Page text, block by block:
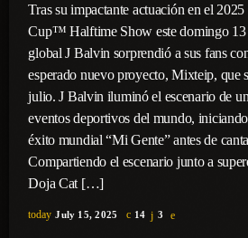
Tras su impactante actuación en el
Cup™ Halftime Show este domingo
global J Balvin sorprendió a sus fans
esperado nuevo proyecto, Mixteip, que
julio. J Balvin iluminó el escenario de
eventos deportivos del mundo,
éxito mundial “Mi Gente” antes de
Compartiendo el escenario junto a
Doja Cat […]
today July 15, 2025 14 3